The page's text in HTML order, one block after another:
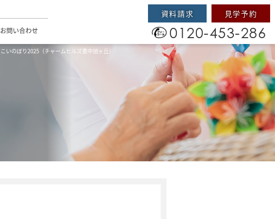
お問い合わせ
資料請求 見学予約
0120-453-286
こいのぼり2025（チャームヒルズ豊中旭ヶ丘）